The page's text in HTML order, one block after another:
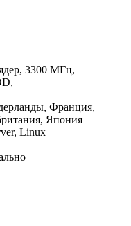
, 3300 МГц,
,
Франция,
Япония
Linux